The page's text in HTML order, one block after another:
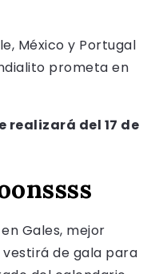
México y Portugal
prometa en
realizará del 17 de
Gales, mejor
de gala para